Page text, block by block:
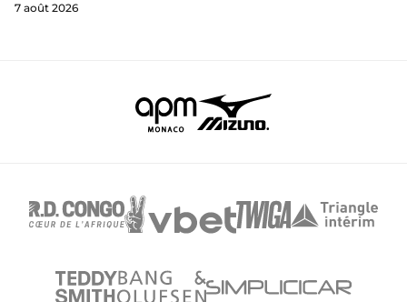
7 août 2026